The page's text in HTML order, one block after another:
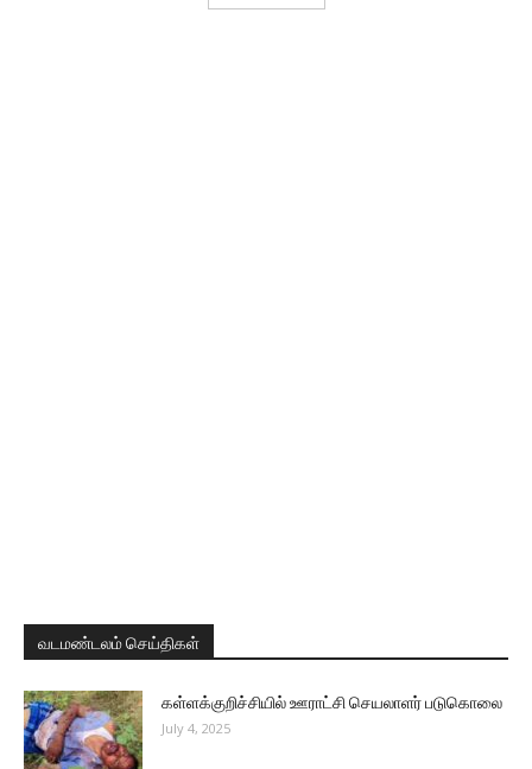
வடமண்டலம் செய்திகள்
கள்ளக்குறிச்சியில் ஊராட்சி செயலாளர் படுகொலை
July 4, 2025